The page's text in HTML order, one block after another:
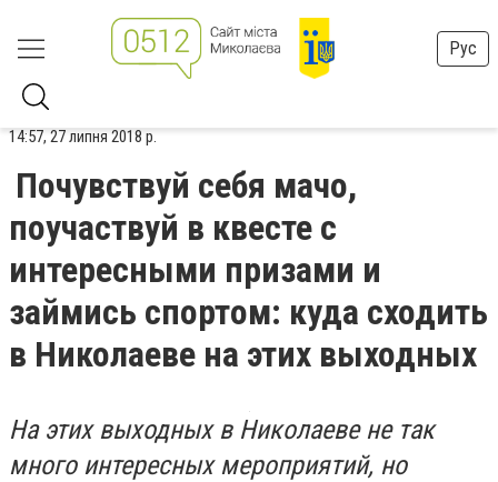
Рус
14:57, 27 липня 2018 р.
Почувствуй себя мачо,
поучаствуй в квесте с
интересными призами и
займись спортом: куда сходить
в Николаеве на этих выходных
На этих выходных в Николаеве не так
много интересных мероприятий, но